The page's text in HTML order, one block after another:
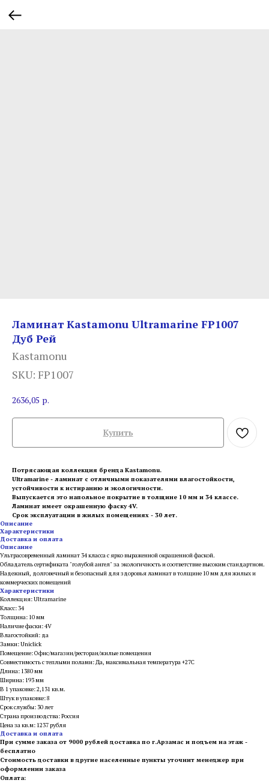
Ламинат Kastamonu Ultramarine FP1007
Дуб Рей
Kastamonu
SKU: FP1007
2636,05 р.
Купить
Потрясающая коллекция бренда Kastamonu.
Ultramarine - ламинат с отличными показателями влагостойкости,
устойчивости к истиранию и экологичности.
Выпускается это напольное покрытие в толщине 10 мм и 34 классе.
Ламинат имеет окрашенную фаску 4V.
Срок эксплуатации в жилых помещениях - 30 лет.
Описание
Характеристики
Доставка и оплата
Описание
Ультрасовременный ламинат 34 класса с ярко выраженной окрашенной фаской.
Обладатель сертификата "голубой ангел" за экологичность и соответствие высоким стандартном.
Надежный, долговечный и безопасный для здоровья ламинат в толщине 10 мм для жилых и
коммерческих помещений
Характеристики
Коллекция: Ultramarine
Класс: 34
Толщина: 10 мм
Наличие фаски: 4V
Влагостойкий: да
Замки: Uniclick
Помещение: Офис/магазин/ресторан/жилые помещения
Совместимость с теплыми полами: Да, максимальная температура +27С
Длина: 1380 мм
Ширина: 193 мм
В 1 упаковке: 2,131 кв.м.
Штук в упаковке: 8
Срок службы: 30 лет
Страна производства: Россия
Цена за кв.м: 1237 рубля
Доставка и оплата
При сумме заказа от 9000 рублей доставка по г.Арзамас и подъем на этаж -
бесплатно
Стоимость доставки в другие населенные пункты уточнит менеджер при
оформлении заказа
Оплата: